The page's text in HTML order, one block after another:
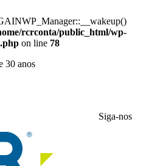
rcrconta/public_html/wp-
on line 78
30 anos
Siga-nos